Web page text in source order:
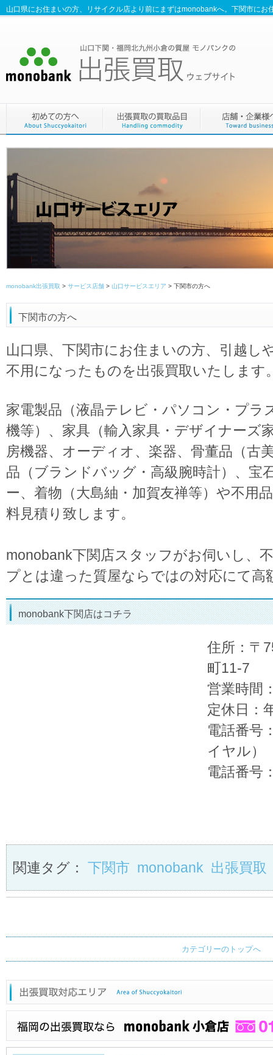
山口県にお住まいの方、リサイクル店より前にまずはmonobankへ。下関市に
monobank出張買取 > サービス店舗 > 山口サービスエリア > 下関市の方へ
下関市の方へ
山口県、下関市にお住まいの方、引越し
不用になったものを出張買取いたします
家電製品（液晶テレビ・パソコン・プラ
機等）、家具（輸入家具・デザイナーズ
房機器、オーディオ、楽器、骨董品（古
品（ブランドバッグ・高級腕時計）、宝
ー、着物（大島紬・加賀友禅等）や不用
料見積り致します。
monobank下関店スタッフがお伺いし、
プとは違った質屋ならではの対応にて高
monobank下関店はコチラ
住所：〒
町11-7
営業時間
定休日：
電話番号
イヤル）
電話番号
関連タグ： 下関市 monobank 出張買取
カテゴリーのトップへ